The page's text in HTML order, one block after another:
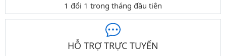
1 đổi 1 trong tháng đầu tiên
HỖ TRỢ TRỰC TUYẾN